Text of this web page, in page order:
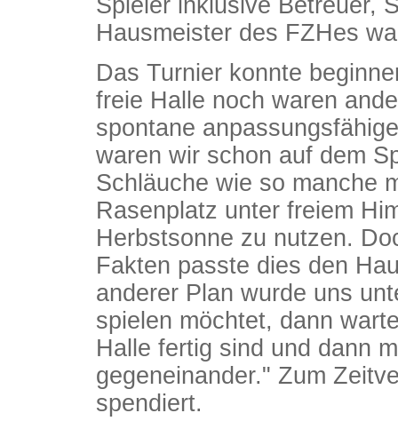
Spieler inklusive Betreuer,
Hausmeister des FZHes
Das Turnier konnte
freie Halle noch waren
spontane
waren wir schon auf dem
Schläuche wie so manche
Rasenplatz unter freiem
Herbstsonne zu nutzen.
Fakten passte dies den
anderer Plan wurde uns
spielen möchtet, dann
Halle fertig sind und dann
gegeneinander." Zum
spendiert.